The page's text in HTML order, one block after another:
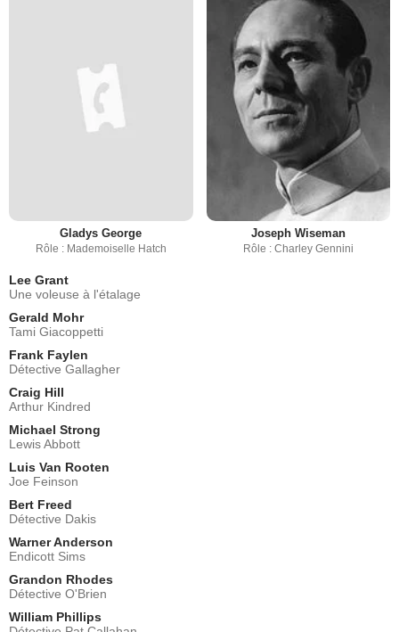
Gladys George
Rôle : Mademoiselle Hatch
Joseph Wiseman
Rôle : Charley Gennini
Lee Grant
Une voleuse à l'étalage
Gerald Mohr
Tami Giacoppetti
Frank Faylen
Détective Gallagher
Craig Hill
Arthur Kindred
Michael Strong
Lewis Abbott
Luis Van Rooten
Joe Feinson
Bert Freed
Détective Dakis
Warner Anderson
Endicott Sims
Grandon Rhodes
Détective O'Brien
William Phillips